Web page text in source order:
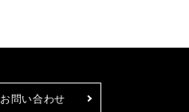
お問い合わせ